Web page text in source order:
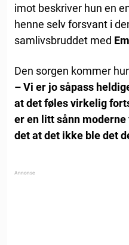
imot beskriver hun en
henne selv forsvant i
samlivsbruddet med
Den sorgen kommer
– Vi er jo såpass
at det føles virkelig
er en litt sånn
det at det ikke ble det